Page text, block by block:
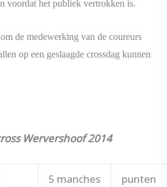
voordat het publiek vertrokken is.
de medewerking van de coureurs
op een geslaagde crossdag kunnen
Wervershoof 2014
5 manches punten